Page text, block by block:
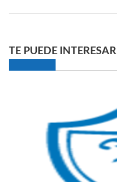
TE PUEDE INTERESAR